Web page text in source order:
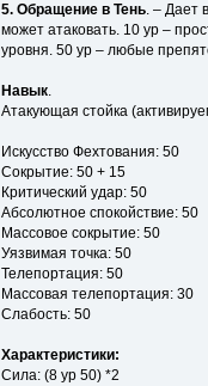
5. Обращение в Тень. – Дает
может атаковать. 10 ур –
уровня. 50 ур – любые
Навык.
Атакующая стойка
Искусство Фехтования: 50
Сокрытие: 50 + 15
Критический удар: 50
Абсолютное спокойствие: 50
Массовое сокрытие: 50
Уязвимая точка: 50
Телепортация: 50
Массовая телепортация: 30
Слабость: 50
Характеристики:
Сила: (8 ур 50) *2